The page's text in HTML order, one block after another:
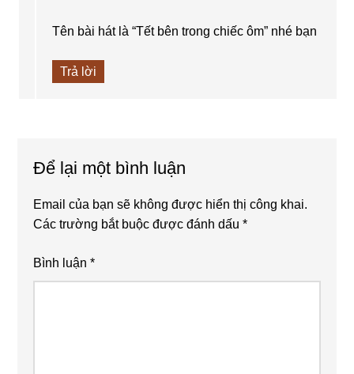
Tên bài hát là “Tết bên trong chiếc ôm” nhé bạn
Trả lời
Để lại một bình luận
Email của bạn sẽ không được hiển thị công khai.
Các trường bắt buộc được đánh dấu*
Bình luận*